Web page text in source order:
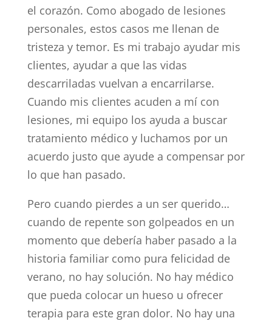
el corazón. Como abogado de lesiones
personales, estos casos me llenan de
tristeza y temor. Es mi trabajo ayudar mis
clientes, ayudar a que las vidas
descarriladas vuelvan a encarrilarse.
Cuando mis clientes acuden a mí con
lesiones, mi equipo los ayuda a buscar
tratamiento médico y luchamos por un
acuerdo justo que ayude a compensar por
lo que han pasado.
Pero cuando pierdes a un ser querido…
cuando de repente son golpeados en un
momento que debería haber pasado a la
historia familiar como pura felicidad de
verano, no hay solución. No hay médico
que pueda colocar un hueso u ofrecer
terapia para este gran dolor. No hay una